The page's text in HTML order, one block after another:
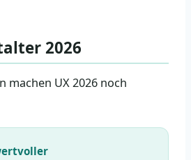
2026
machen UX 2026 noch